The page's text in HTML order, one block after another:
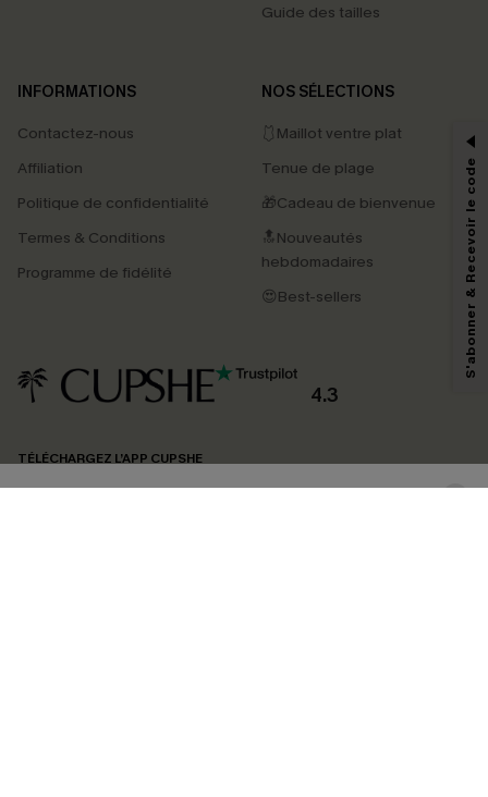
Guide des tailles
INFORMATIONS
Contactez-nous
Affiliation
Politique de confidentialité
Termes & Conditions
Programme de fidélité
NOS SÉLECTIONS
🩱Maillot ventre plat
Tenue de plage
🎁Cadeau de bienvenue
🔝Nouveautés
hebdomadaires
😍Best-sellers
4.3
TÉLÉCHARGEZ L’APP CUPSHE
PROFITEZ DE -15%
-15% dès 2 Achetés par E-mail
En soumettant votre adresse e-mail, vous acceptez de recevoir des e-mails
marketing (y compris du contenu généré par l'IA) de Cupshe et
reconnaissez avoir pris connaissance de nos
pouvons utiliser les données collectées sur notre site ainsi que des
produits susceptibles de vous intéresser, conformément à notre
Politique de
confidentialité
. Vous pouvez vous désabonner à tout moment.
S'abonner & Recevoir le code